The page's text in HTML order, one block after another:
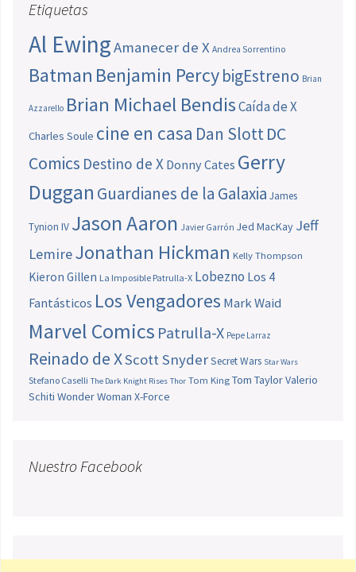
Etiquetas
Al EwingAmanecer de X Andrea Sorrentino
Batman Benjamin PercybigEstreno Brian
Azzarello Brian Michael BendisCaída de X
Charles Soule cine en casa Dan SlottDC
Comics Destino de X Donny Cates Gerry
Duggan Guardianes de la Galaxia James
Tynion IV Jason Aaron Javier Garrón Jed MacKay Jeff
LemireJonathan Hickman Kelly Thompson
Kieron Gillen La Imposible Patrulla-X Lobezno Los 4
Fantásticos Los Vengadores Mark Waid
Marvel Comics Patrulla-X Pepe Larraz
Reinado de XScott SnyderSecret Wars Star Wars
Stefano Caselli The Dark Knight Rises Thor Tom King Tom TaylorValerio
Schiti Wonder Woman X-Force
Nuestro Facebook